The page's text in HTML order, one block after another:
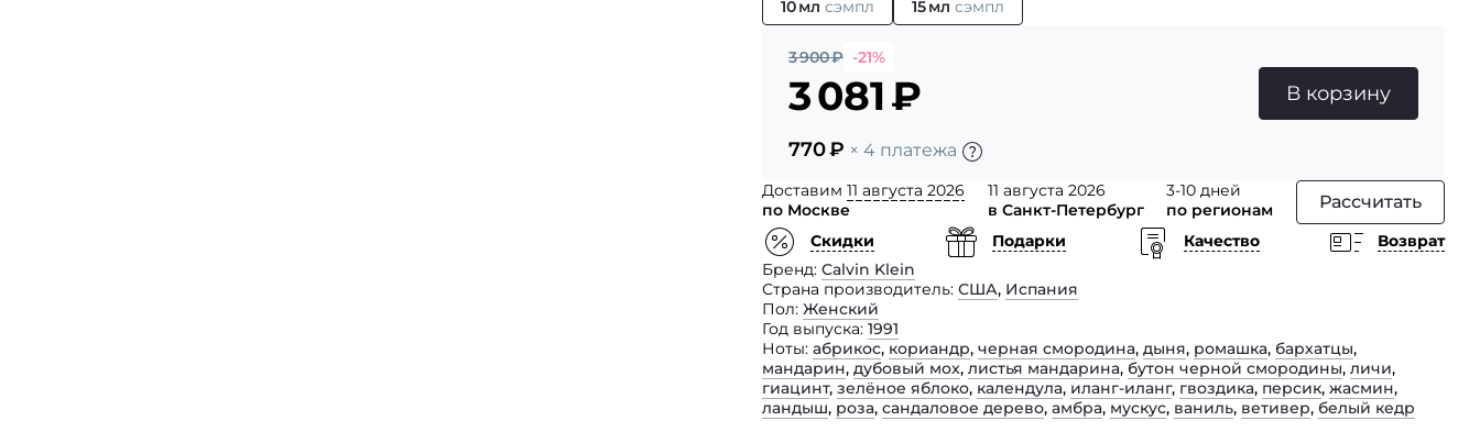
10 мл сэмпл 15 мл сэмпл
3 900₽ -21%
3 081₽
770₽ × 4 платежа
В корзину
Доставим 11 августа 2026
по Москве
11 августа 2026
в Санкт-Петербург
3-10 дней
по регионам
Рассчитать
Скидки Подарки Качество
Возврат
Бренд Calvin Klein
Страна производитель США, Испания
Пол Женский
Год выпуска 1991
Ноты абрикос, кориандр, черная смородина, дыня, ромашка, бархатцы,
мандарин, дубовый мох, листья мандарина, бутон черной смородины, личи,
гиацинт, зелёное яблоко, календула, иланг-иланг, гвоздика, персик, жасмин,
ландыш, роза, сандаловое дерево, амбра, мускус, ваниль, ветивер, белый кедр